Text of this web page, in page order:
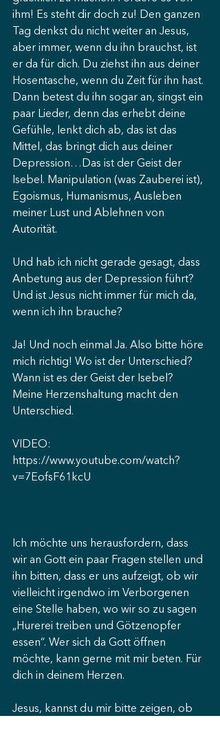
ihm! Es steht dir doch zu! Den ganzen
Tag denkst du nicht weiter an Jesus,
aber immer, wenn du ihn brauchst, ist
er da für dich. Du ziehst ihn aus deiner
Hosentasche, wenn du Zeit für ihn hast.
Dann betest du ihn sogar an, singst ein
paar Lieder, denn das erhebt deine
Gefühle, lenkt dich ab, das ist das
Mittel, das bringt dich aus deiner
Depression…Das ist der Geist der
Isebel. Manipulation (was Zauberei ist),
Egoismus, Humanismus, Ausleben
meiner Lust und Ablehnen von
Autorität.
Und hab ich nicht gerade gesagt, dass
Anbetung aus der Depression führt?
Und ist Jesus nicht immer für mich da,
wenn ich ihn brauche?
Ja! Und noch einmal Ja. Also bitte höre
mich richtig! Wo ist der Unterschied?
Wann ist es der Geist der Isebel?
Meine Herzenshaltung macht den
Unterschied.
VIDEO:
https://www.youtube.com/watch?
v=7EofsF61kcU
Ich möchte uns herausfordern, dass
wir an Gott ein paar Fragen stellen und
ihn bitten, dass er uns aufzeigt, ob wir
vielleicht irgendwo im Verborgenen
eine Stelle haben, wo wir so zu sagen
„Hurerei treiben und Götzenopfer
essen“. Wer sich da Gott öffnen
möchte, kann gerne mit mir beten. Für
dich in deinem Herzen.
Jesus, kannst du mir bitte zeigen, ob